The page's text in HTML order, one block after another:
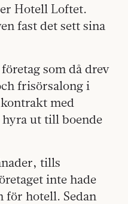
Hotell Loftet.
fast det sett sina
som då drev
frisörsalong i
med
ut till boende
tills
inte hade
för hotell. Sedan